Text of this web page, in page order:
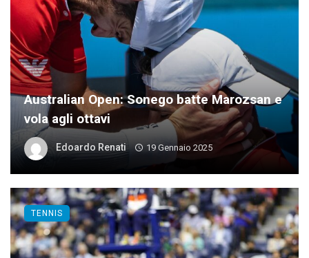
Australian Open: Sonego batte Marozsan e
vola agli ottavi
Edoardo Renati 19 Gennaio 2025
TENNIS